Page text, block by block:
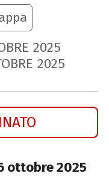
2025
2025
ottobre 2025